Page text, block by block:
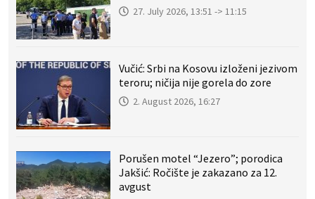
27. July 2026, 13:51 -> 11:15
Vučić: Srbi na Kosovu izloženi jezivom
teroru; ničija nije gorela do zore
2. August 2026, 16:27
Porušen motel “Jezero”; porodica
Jakšić: Ročište je zakazano za 12.
avgust